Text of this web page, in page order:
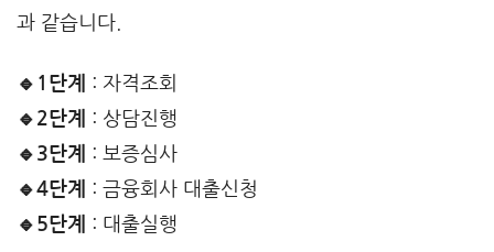
과 같습니다.
🔹1단계
: 자격조회
🔹2단계
: 상담진행
🔹3단계
: 보증심사
🔹4단계
: 금융회사 대출신청
🔹5단계
: 대출실행